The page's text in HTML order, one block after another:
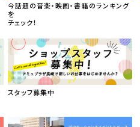
今話題の音楽・映画・書籍のランキング
を
チェック！
スタッフ募集中